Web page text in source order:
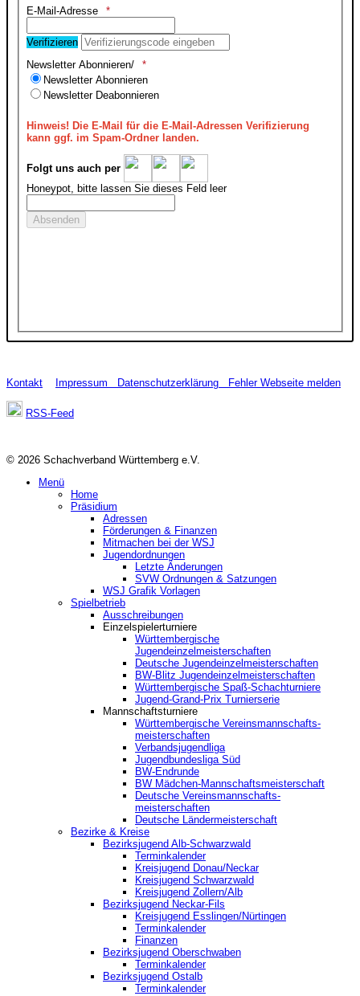
E-Mail-Adresse
Verifizieren
Newsletter Abonnieren/
Newsletter Abonnieren
Newsletter Deabonnieren
Hinweis! Die E-Mail für die E-Mail-Adressen Verifizierung
kann ggf. im Spam-Ordner landen.
Folgt uns auch per
Honeypot, bitte lassen Sie dieses Feld leer
Kontakt Impressum Datenschutzerklärung Fehler Webseite melden
RSS-Feed
© 2026 Schachverband Württemberg e.V.
Menü
Home
Präsidium
Adressen
Förderungen & Finanzen
Mitmachen bei der WSJ
Jugendordnungen
Letzte Änderungen
SVW Ordnungen & Satzungen
WSJ Grafik Vorlagen
Spielbetrieb
Ausschreibungen
Einzelspielerturniere
Württembergische
Jugendeinzelmeisterschaften
Deutsche Jugendeinzelmeisterschaften
BW-Blitz Jugendeinzelmeisterschaften
Württembergische Spaß-Schachturniere
Jugend-Grand-Prix Turnierserie
Mannschaftsturniere
Württembergische Vereinsmannschafts-
meisterschaften
Verbandsjugendliga
Jugendbundesliga Süd
BW-Endrunde
BW Mädchen-Mannschaftsmeisterschaft
Deutsche Vereinsmannschafts-
meisterschaften
Deutsche Ländermeisterschaft
Bezirke & Kreise
Bezirksjugend Alb-Schwarzwald
Terminkalender
Kreisjugend Donau/Neckar
Kreisjugend Schwarzwald
Kreisjugend Zollern/Alb
Bezirksjugend Neckar-Fils
Kreisjugend ‎Esslingen/Nürtingen
Terminkalender
Finanzen
Bezirksjugend Oberschwaben
Terminkalender
Bezirksjugend Ostalb
Terminkalender